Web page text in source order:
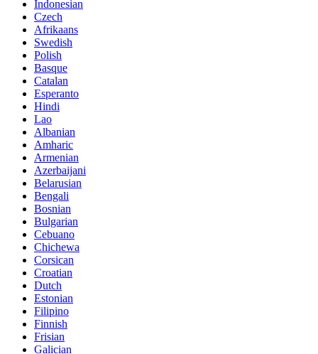
Indonesian
Czech
Afrikaans
Swedish
Polish
Basque
Catalan
Esperanto
Hindi
Lao
Albanian
Amharic
Armenian
Azerbaijani
Belarusian
Bengali
Bosnian
Bulgarian
Cebuano
Chichewa
Corsican
Croatian
Dutch
Estonian
Filipino
Finnish
Frisian
Galician